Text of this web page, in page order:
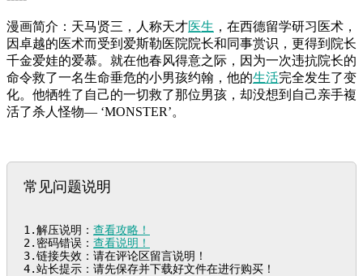
漫画简介：天马贤三，人称天才医生 ，在西德留学研习医术，
因卓越的医术而受到爱斯勒医院院长和同事赏识，更得到院长
千金爱娃的爱慕。就在他春风得意之际，因为一次违抗院长的
命令救了一名生命垂危的小男孩约翰，他的生活完全发生了变
化。他牺牲了自己的一切救了那位男孩，却没想到自己亲手複
活了杀人怪物— ‘MONSTER’。
常见问题说明
1.解压说明： 查看攻略！
2.密码错误： 查看说明！
3.链接失效：请在评论区留言说明！
4.站长提示：请先保存并下载好文件在进行购买！